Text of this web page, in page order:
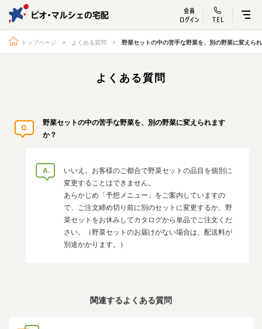
ビオ・マルシェ
宅配サービス紹介 有機野菜のお試しセッ
入
宅配サービスについて 読みもの・NEWS
お届け情報 生産者・製造者
取扱店 ビオママクラブ
お問い合わせ 放射性物質への対応
会社概要
トップページ よくある質問 野菜セットの中の苦手な野菜を、別の野菜に変えら
よくある質問
野菜セットの中の苦手な野菜を、別の野菜に変えられます
か？
いいえ。お客様のご都合で野菜セットの品目を個別に
変更することはできません。
あらかじめ「予想メニュー」をご案内していますの
で、ご注文締め切り前に別のセットに変更するか、野
菜セットをお休みしてカタログから単品でご注文くだ
さい。（野菜セットのお届けがない場合は、配送料が
別途かかります。）
関連するよくある質問